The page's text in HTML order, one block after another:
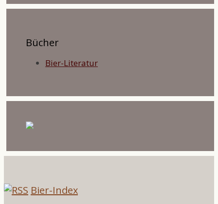
Bücher
Bier-Literatur
Bier-Index